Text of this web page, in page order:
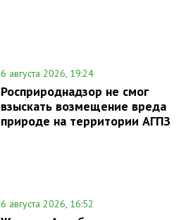
6 августа 2026, 19:24
Росприроднадзор не смог
взыскать возмещение вреда
природе на территории АГПЗ
6 августа 2026, 16:52